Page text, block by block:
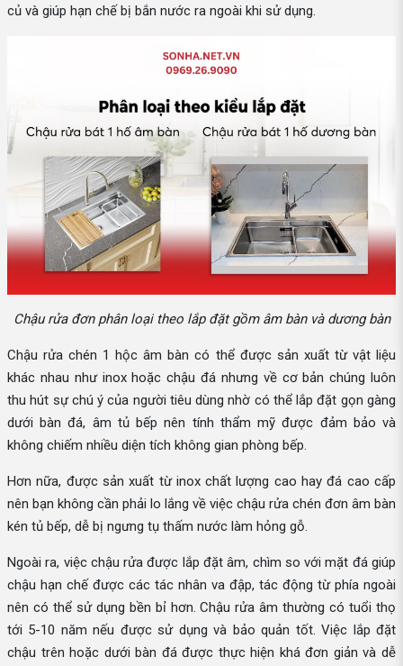
củ và giúp hạn chế bị bắn nước ra ngoài khi sử dụng.
Chậu rửa đơn phân loại theo lắp đặt gồm âm bàn và dương bàn
Chậu rửa chén 1 hộc âm bàn có thể được sản xuất từ vật liệu
khác nhau như inox hoặc chậu đá nhưng về cơ bản chúng luôn
thu hút sự chú ý của người tiêu dùng nhờ có thể lắp đặt gọn gàng
dưới bàn đá, âm tủ bếp nên tính thẩm mỹ được đảm bảo và
không chiếm nhiều diện tích không gian phòng bếp.
Hơn nữa, được sản xuất từ inox chất lượng cao hay đá cao cấp
nên bạn không cần phải lo lắng về việc chậu rửa chén đơn âm bàn
kén tủ bếp, dễ bị ngưng tụ thấm nước làm hỏng gỗ.
Ngoài ra, việc chậu rửa được lắp đặt âm, chìm so với mặt đá giúp
chậu hạn chế được các tác nhân va đập, tác động từ phía ngoài
nên có thể sử dụng bền bỉ hơn. Chậu rửa âm thường có tuổi thọ
tới 5-10 năm nếu được sử dụng và bảo quản tốt. Việc lắp đặt
chậu trên hoặc dưới bàn đá được thực hiện khá đơn giản và dễ